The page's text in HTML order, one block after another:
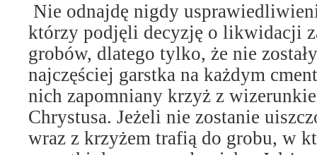
Nie odnajdę nigdy
którzy podjęli decyzję o likwidacji
grobów, dlatego tylko, że nie
najczęściej garstka na każdym
nich zapomniany krzyż z
Chrystusa. Jeżeli nie zostanie
wraz z krzyżem trafią do grobu, w